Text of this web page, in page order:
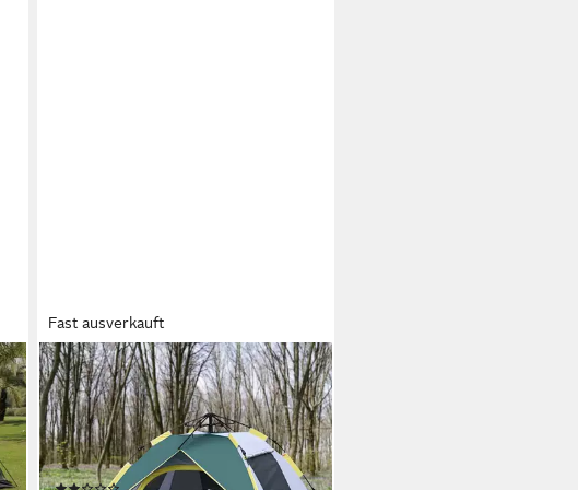
Fast ausverkauft
OUTSUNNY
Kuppelzelt Pop-up Zelt mit Fenster,
Packtasche, Haken, 1000mm
Wassersäule, Personen: 3
(Großraumzelt, 1 tlg., Campingzelt),